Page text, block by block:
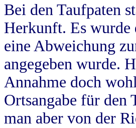
Bei den Taufpaten
Herkunft. Es wurde
eine Abweichung
angegeben wurde.
Annahme doch
Ortsangabe für den
man aber von der